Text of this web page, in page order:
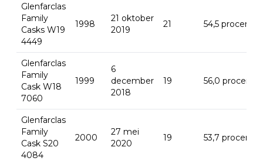
Glenfarclas
Family
Casks W19
4449
1998
21 oktober
2019
21 54,5 procent
Glenfarclas
Family
Cask W18
7060
1999
6
december
2018
19 56,0 procent
Glenfarclas
Family
Cask S20
4084
2000
27 mei
2020
19 53,7 procent